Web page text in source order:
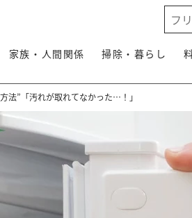
家族・人間関係 掃除・暮らし
法”「汚れが取れてなかった…！」